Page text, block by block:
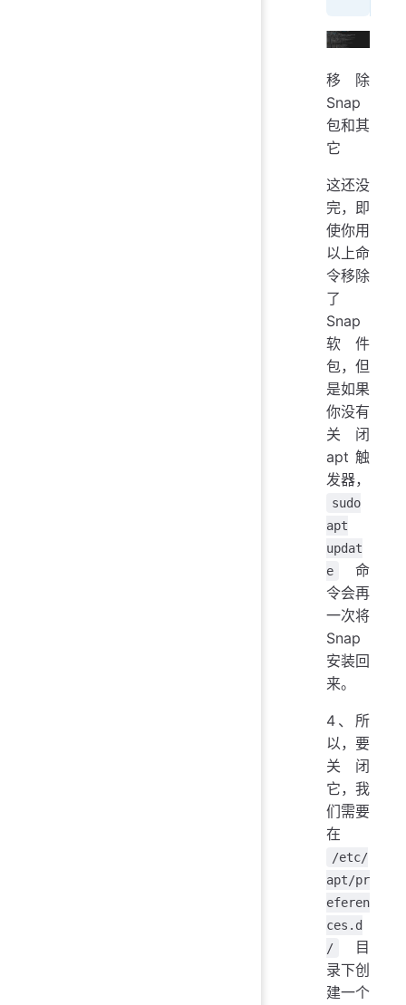
移除
Snap
包和其
它
这还没
完，即
使你用
以上命
令移除
了
Snap
软件
包，但
是如果
你没有
关闭
apt 触
发器，
sudo
apt
updat
e
命
令会再
一次将
Snap
安装回
来。
4、所
以，要
关闭
它，我
们需要
在
/etc/
apt/pr
eferen
ces.d
/
目
录下创
建一个